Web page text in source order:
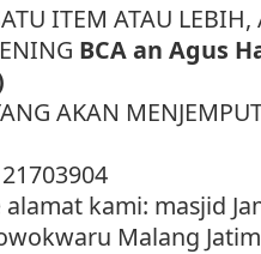
ITEM ATAU LEBIH,
BCA an Agus
AKAN
kami: masjid
Malang Jatim